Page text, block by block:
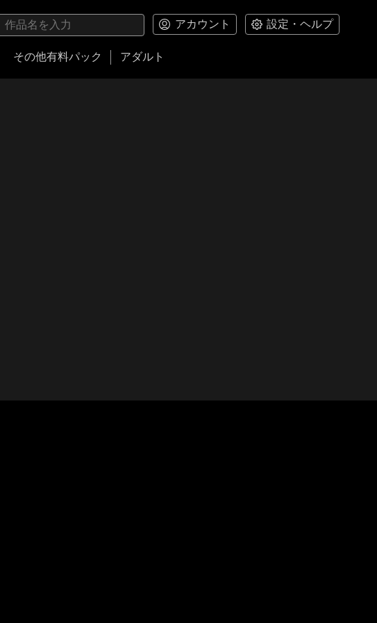
アカウント 設定・ヘルプ
その他有料パック アダルト